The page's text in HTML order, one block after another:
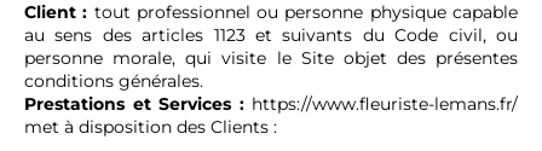
Client : tout professionnel ou personne physique capable
au sens des articles 1123 et suivants du Code civil, ou
personne morale, qui visite le Site objet des présentes
conditions générales.
Prestations et Services : https://www.fleuriste-lemans.fr/
met à disposition des Clients :